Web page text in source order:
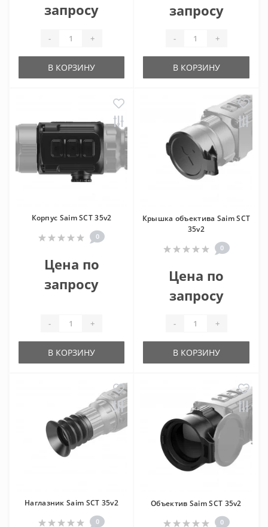
запросу
- +
В КОРЗИНУ
запросу
- +
В КОРЗИНУ
Корпус Saim SCT 35v2
0
Цена по
запросу
- +
В КОРЗИНУ
Крышка объектива Saim SCT
35v2
0
Цена по
запросу
- +
В КОРЗИНУ
Наглазник Saim SCT 35v2
0
Объектив Saim SCT 35v2
0